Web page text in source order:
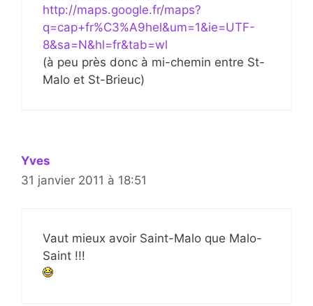
http://maps.google.fr/maps?
q=cap+fr%C3%A9hel&um=1&ie=UTF-
8&sa=N&hl=fr&tab=wl
(à peu près donc à mi-chemin entre St-
Malo et St-Brieuc)
Yves
31 janvier 2011 à 18:51
Vaut mieux avoir Saint-Malo que Malo-
Saint !!!